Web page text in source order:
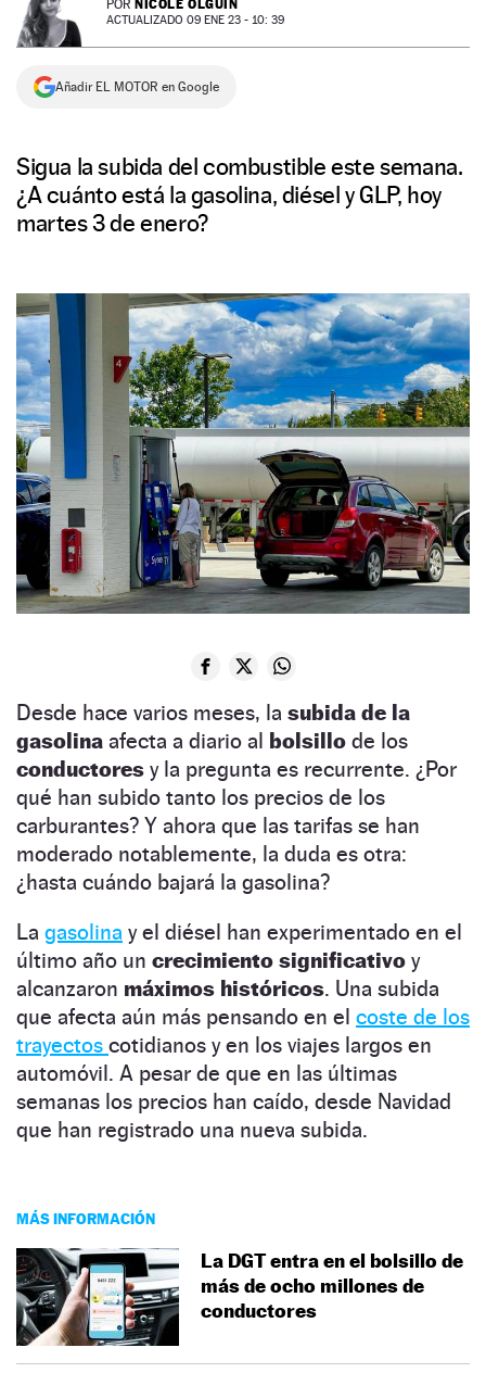
NEWSLETTER
SÍGUENOS
POR NICOLE OLGUÍN
ACTUALIZADO 09 ENE 23 - 10: 39
Añadir EL MOTOR en Google
Sigua la subida del combustible este semana.
¿A cuánto está la gasolina, diésel y GLP, hoy
martes 3 de enero?
Desde hace varios meses, la subida de la
gasolina afecta a diario al bolsillo de los
conductores y la pregunta es recurrente. ¿Por
qué han subido tanto los precios de los
carburantes? Y ahora que las tarifas se han
moderado notablemente, la duda es otra:
¿hasta cuándo bajará la gasolina?
La gasolina y el diésel han experimentado en el
último año un crecimiento significativo y
alcanzaron máximos históricos. Una subida
que afecta aún más pensando en el coste de los
trayectos cotidianos y en los viajes largos en
automóvil. A pesar de que en las últimas
semanas los precios han caído, desde Navidad
que han registrado una nueva subida.
MÁS INFORMACIÓN
La DGT entra en el bolsillo de
más de ocho millones de
conductores